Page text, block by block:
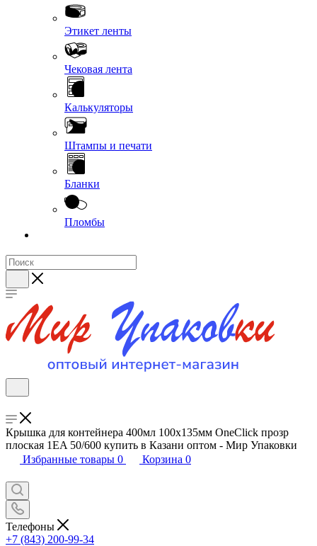
Этикет ленты
Чековая лента
Калькуляторы
Штампы и печати
Бланки
Пломбы
Крышка для контейнера 400мл 100х135мм OneClick прозр
плоская 1EA 50/600 купить в Казани оптом - Мир Упаковки
Избранные товары 0 Корзина 0
Телефоны
+7 (843) 200-99-34